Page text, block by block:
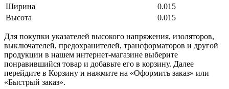
Ширина
0.015
Высота
0.015
Для покупки указателей высокого напряжения, изоляторов,
выключателей, предохранителей, трансформаторов и другой
продукции в нашем интернет-магазине выберите
понравившийся товар и добавьте его в корзину. Далее
перейдите в Корзину и нажмите на «Оформить заказ» или
«Быстрый заказ».